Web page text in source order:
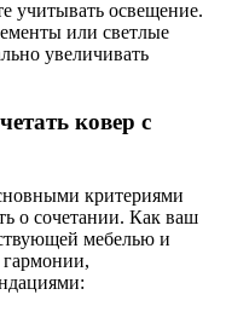
учитывать освещение.
или светлые
увеличивать
ковер с
критериями
о сочетании. Как ваш
мебелью и
гармонии,